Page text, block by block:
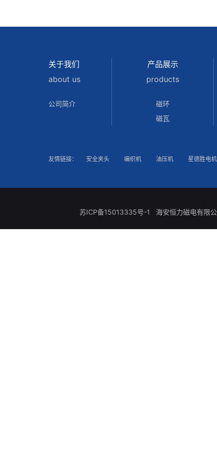
关于我们
about us
公司简介
产品展示
products
磁环
磁瓦
友情链接： 安全夹头 编织机 油压机 星德胜电机
苏ICP备15013335号-1 海安恒力磁电有限